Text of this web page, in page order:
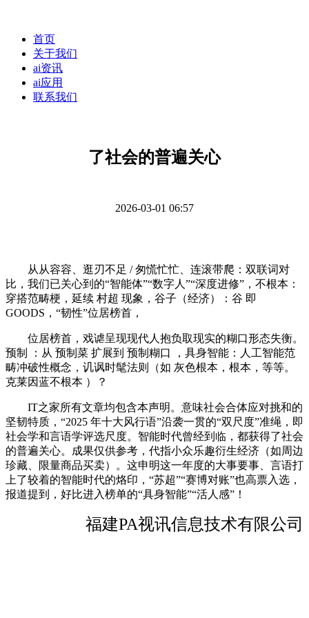
首页
关于我们
ai资讯
ai应用
联系我们
了社会的普遍关心
2026-03-01 06:57
从从容容、逛刃不足 / 匆慌忙忙、连滚带爬：双联词对
比，我们已关心到的“智能体”“数字人”“深度进修”，不根本：
穿搭范畴梗，延续 村超 现象，谷子（经济）：谷 即
GOODS，“韧性”位居榜首，
位居榜首，戏谑呈现现代人抱负取现实的糊口形态失衡。
预制 ：从 预制菜 扩展到 预制糊口 ，具身智能：人工智能范
畴冲破性概念，讥讽时髦法则（如 灰色根本，根本，等等。
克莱因蓝不根本 ）？
IT之家所有文章均包含本声明。意味社会合体应对挑和的
坚韧特质，“2025 年十大风行语”沿袭一贯的“双尺度”准绳，即
社会学和言语学评选尺度。智能时代曾经到临，都获得了社会
的普遍关心。成果仅供参考，代指小众乐趣衍生经济（如周边
珍藏、限量商品买卖）。这申明这一年度的大事要事、言语打
上了较着的智能时代的烙印，“苏超”“赛博对账”也高票入选，
报道提到，好比进入榜单的“具身智能”“活人感”！
福建PA视讯信息技术有限公司